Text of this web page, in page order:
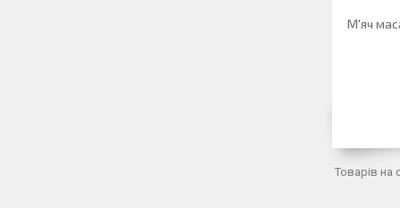
М'яч